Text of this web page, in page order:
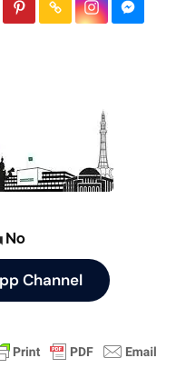
No
Channel